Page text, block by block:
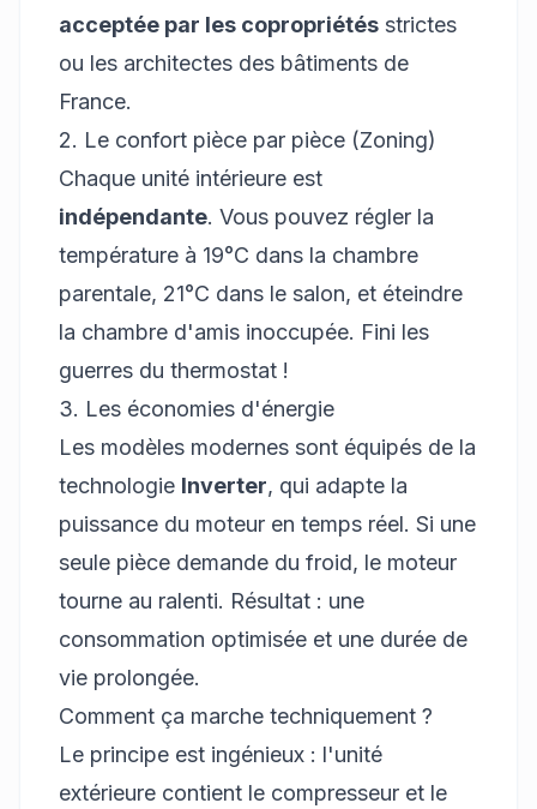
acceptée par les copropriétés strictes
ou les architectes des bâtiments de
France.
2. Le confort pièce par pièce (Zoning)
Chaque unité intérieure est
indépendante. Vous pouvez régler la
température à 19°C dans la chambre
parentale, 21°C dans le salon, et éteindre
la chambre d'amis inoccupée. Fini les
guerres du thermostat !
3. Les économies d'énergie
Les modèles modernes sont équipés de la
technologie Inverter, qui adapte la
puissance du moteur en temps réel. Si une
seule pièce demande du froid, le moteur
tourne au ralenti. Résultat : une
consommation optimisée et une durée de
vie prolongée.
Comment ça marche techniquement ?
Le principe est ingénieux : l'unité
extérieure contient le compresseur et le